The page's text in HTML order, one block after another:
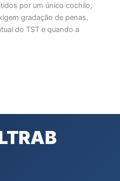
por um único cochilo,
gradação de penas.
do TST e quando a